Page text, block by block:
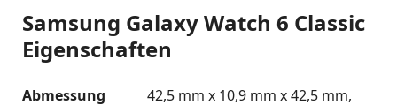
Samsung Galaxy Watch 6 Classic
Eigenschaften
Abmessung 42,5 mm x 10,9 mm x 42,5 mm